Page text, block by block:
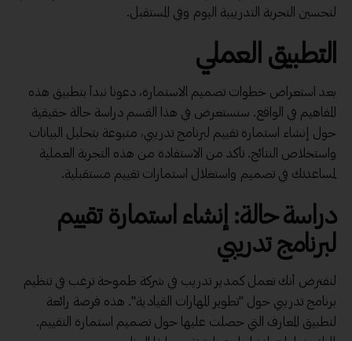
لتحسين التجربة التدريبية اليوم وفي المستقبل.
التطبيق العملي
بعد استعراض خطوات تصميم الاستمارة، دعونا نبدأ بتطبيق هذه
المفاهيم في الواقع. سنستعرض في هذا القسم دراسة حالة حقيقية
حول إنشاء استمارة تقييم لبرنامج تدريبي، متبوعة بتحليل البيانات
واستخلاص النتائج. تأكد من الاستفادة من هذه التجربة العملية
لمساعدتك في تصميم واستغلال استمارات تقييم مستقبلية.
دراسة حالة: إنشاء استمارة تقييم
لبرنامج تدريبي
لنفترض أنك تعمل كمدير تدريب في شركة طموحة ترغب في تنظيم
برنامج تدريبي حول "تطوير المهارات القيادية". هذه فرصة رائعة
لتطبيق المعارف التي حصلت عليها حول تصميم استمارة التقييم.